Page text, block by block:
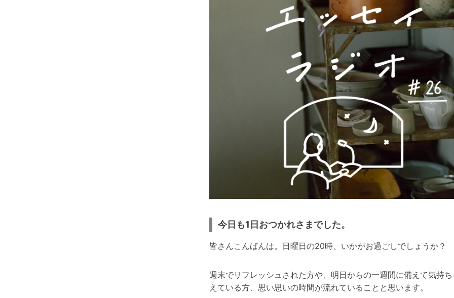
今日も1日おつかれさまでした。
皆さんこんばんは。日曜日の20時、いかがお過ごしでしょうか？
週末でリフレッシュされた方や、明日からの一週間に備えて気持
えている方、思い思いの時間が流れていることと思います。